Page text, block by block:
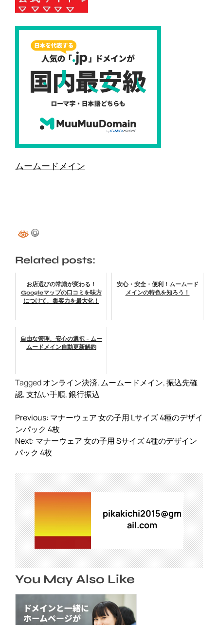
ムームードメイン
Related posts:
お店選びの常識が変わる！
Googleマップの口コミを味方
につけて、集客力を最大化！
安心・安全・便利！ムームード
メインの特色を知ろう！
自由な管理、安心の選択 - ムー
ムードメイン自動更新解約
Taggedオンライン決済, ムームードメイン,振込先確
認,支払い手順,銀行振込
投
稿
ナ
ビ
ー
シ
ョ
ン
Previous: マナーウェア 女の子用 Lサイズ 4種のデザイ
ンパック 4枚
Next: マナーウェア 女の子用 Sサイズ 4種のデザイン
パック 4枚
pikakichi2015@gm
ail.com
You May Also Like